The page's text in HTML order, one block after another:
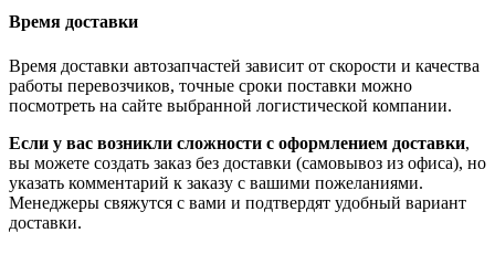
Время доставки
Время доставки автозапчастей зависит от скорости и качества
работы перевозчиков, точные сроки поставки можно
посмотреть на сайте выбранной логистической компании.
Если у вас возникли сложности с оформлением доставки,
вы можете создать заказ без доставки (самовывоз из офиса), но
указать комментарий к заказу с вашими пожеланиями.
Менеджеры свяжутся с вами и подтвердят удобный вариант
доставки.